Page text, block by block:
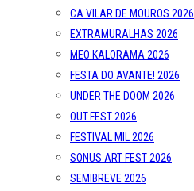
CA VILAR DE MOUROS 2026
EXTRAMURALHAS 2026
MEO KALORAMA 2026
FESTA DO AVANTE! 2026
UNDER THE DOOM 2026
OUT.FEST 2026
FESTIVAL MIL 2026
SONUS ART FEST 2026
SEMIBREVE 2026